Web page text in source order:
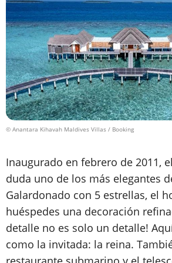
© Anantara Kihavah Maldives Villas / Booking
Inaugurado en febrero de 2011,
duda uno de los más elegantes
Galardonado con 5 estrellas, el
huéspedes una decoración
detalle no es solo un detalle!
como la invitada: la reina.